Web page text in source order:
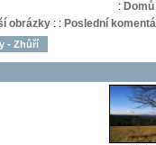
: Domů
obrázky: : Poslední
- Zhůří